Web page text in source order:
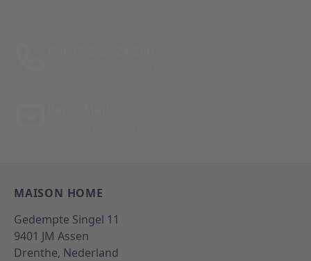
MAISON HOME
Gedempte Singel 11
9401 JM Assen
Drenthe, Nederland